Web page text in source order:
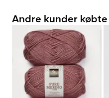
Andre kunder købte